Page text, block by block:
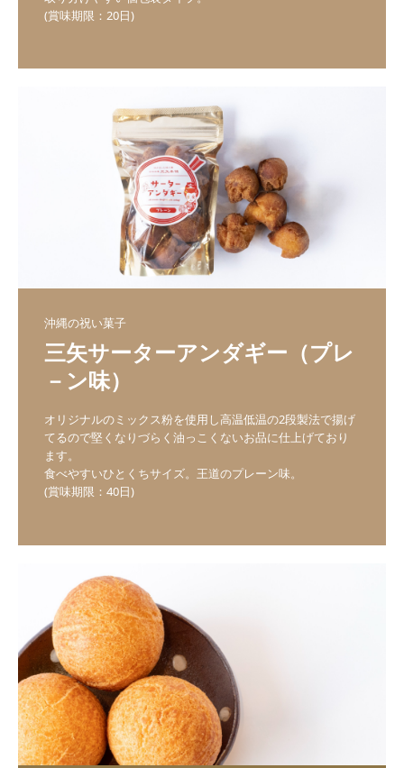
(賞味期限：20日)
沖縄の祝い菓子
三矢サーターアンダギー（プレ
－ン味）
オリジナルのミックス粉を使用し高温低温の2段製法で揚げ
てるので堅くなりづらく油っこくないお品に仕上げており
ます。
食べやすいひとくちサイズ。王道のプレーン味。
(賞味期限：40日)